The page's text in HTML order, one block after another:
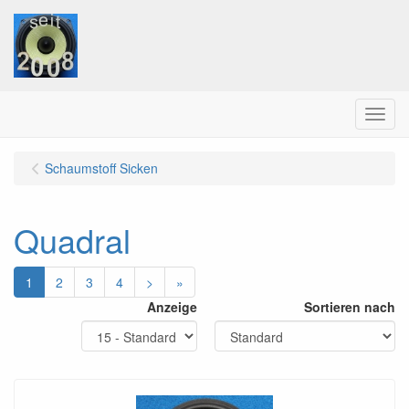
Menu
Schaumstoff Sicken
Quadral
1 2 3 4 >
»
Anzeige
Sortieren nach